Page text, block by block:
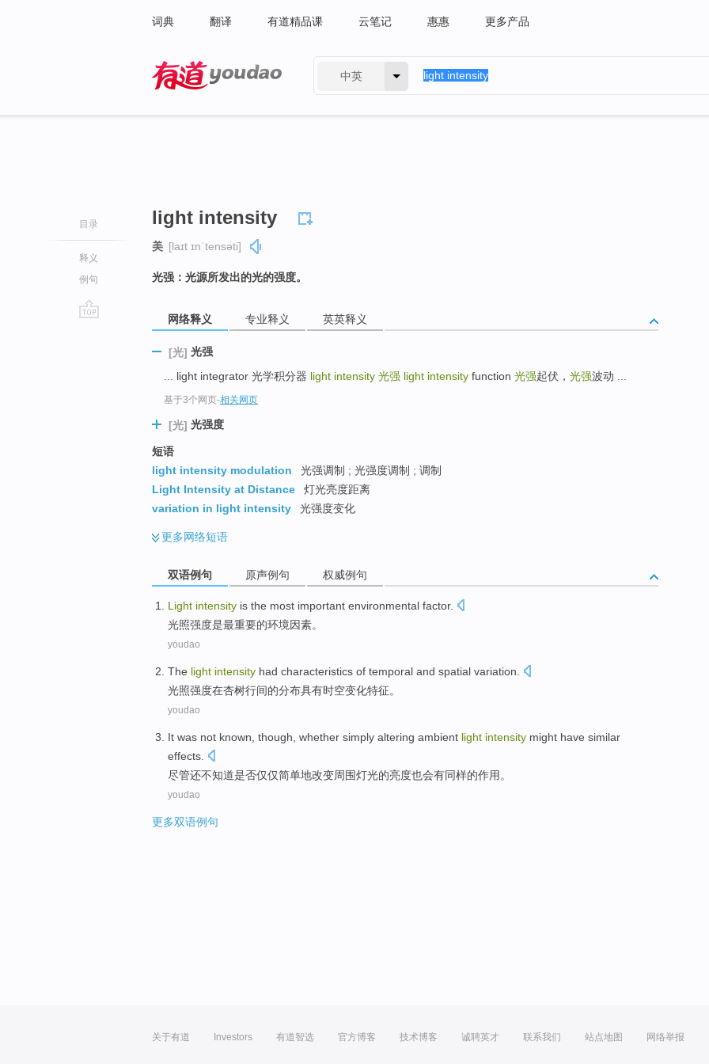
词典 翻译 有道精品课 云笔记 惠惠 更多产品
中英
目录
释义
例句
light intensity
美 [laɪt ɪnˈtensəti]
光强：光源所发出的光的强度。
网络释义 专业释义 英英释义
[光] 光强
... light integrator 光学积分器 light intensity 光强 light intensity function 光强起伏， 光强波动 ...
基于3个网页-相关网页
[光] 光强度
短语
light intensity modulation
光强调制 ; 光强度调制 ; 调制
Light Intensity at Distance
灯光亮度距离
variation in light intensity
光强度变化
更多网络短语
双语例句 原声例句 权威例句
Light intensity is the most important environmental factor.
光照强度是最重要的环境因素。
youdao
The light intensity had characteristics of temporal and spatial variation
光照强度在杏树行间的分布具有时空变化特征。
youdao
It was not known though whether simply altering ambient light intensity might have similar
effects
尽管还不知道是否仅仅简单地改变周围灯光的亮度也会有同样的作用 。
youdao
更多双语例句
关于有道 Investors 有道智选 官方博客 技术博客 诚聘英才 联系我们 站点地图 网络举报